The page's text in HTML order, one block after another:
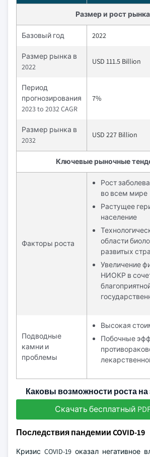
Размер и рост рынка
Базовый год 2022
Размер рынка в
2022
USD 111.5 Billion
Период
прогнозирования
2023 to 2032 CAGR
7%
Размер рынка в
2032
USD 227 Billion
Ключевые рыночные
Факторы роста
Рост
во всем мире
Растущее
население
области
развитых
Увеличение
НИОКР в
Подводные
камни и
проблемы
Высокая
Побочные
Каковы возможности роста
Скачать бесплатный
Последствия пандемии COVID-19
Кризис COVID-19 оказал негативное